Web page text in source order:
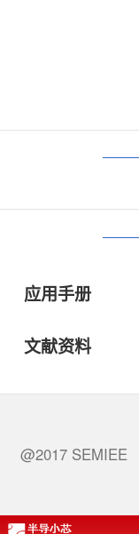
应用手册
文献资料
@2017 SEMIEE